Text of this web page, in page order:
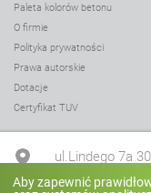
Paleta kolorów betonu
O firmie
Polityka prywatności
Prawa autorskie
Dotacje
Certyfikat TUV
ul.Lindego 7a
Aby zapewnić